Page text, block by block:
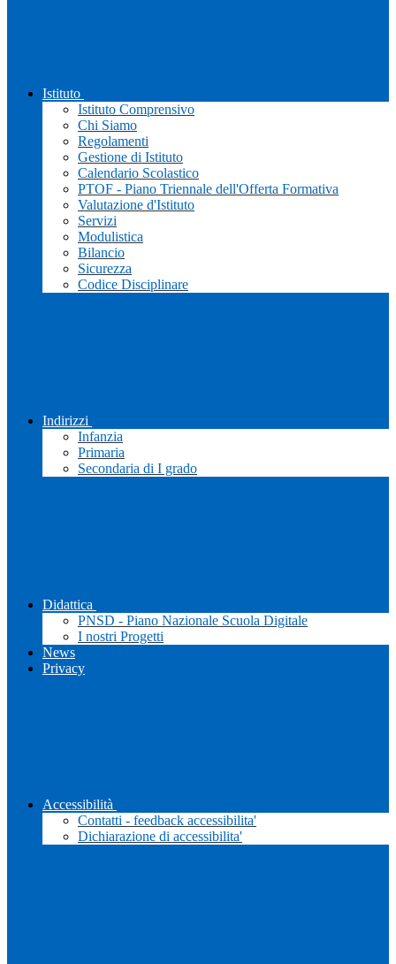
Istituto
Istituto Comprensivo
Chi Siamo
Regolamenti
Gestione di Istituto
Calendario Scolastico
PTOF - Piano Triennale dell'Offerta Formativa
Valutazione d'Istituto
Servizi
Modulistica
Bilancio
Sicurezza
Codice Disciplinare
Indirizzi
Infanzia
Primaria
Secondaria di I grado
Didattica
PNSD - Piano Nazionale Scuola Digitale
I nostri Progetti
News
Privacy
Accessibilità
Contatti - feedback accessibilita'
Dichiarazione di accessibilita'